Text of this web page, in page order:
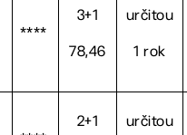
****
3+1
78,46
určitou
1 rok
2+1 určitou